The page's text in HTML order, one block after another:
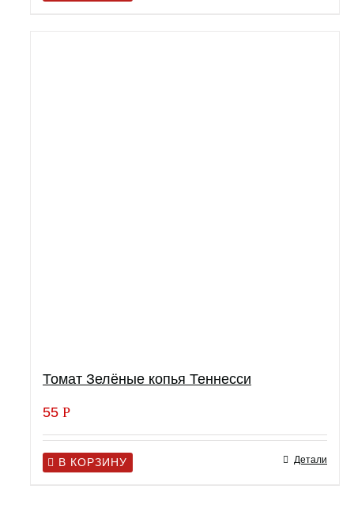
Томат Зелёные копья Теннесси
55 Р
В КОРЗИНУ Детали